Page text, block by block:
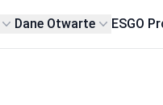
Dane Otwarte ESGO